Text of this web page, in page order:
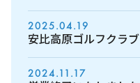
2025.04.19
安比高原ゴルフクラブ
2024.11.17